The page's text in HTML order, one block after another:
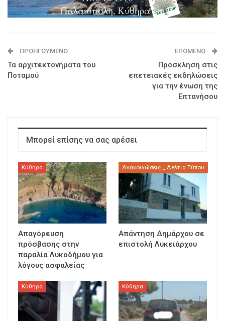
ΠΡΟΗΓΟΎΜΕΝΟ
Τα αρχιτεκτονήματα του
Ποταμού
ΕΠΌΜΕΝΟ
Πρόσκληση στις
επετειακές εκδηλώσεις
για την ένωση της
Επτανήσου
Μπορεί επίσης να σας αρέσει
Κύθηρα
Απαγόρευση
πρόσβασης στην
παραλία Λυκοδήμου για
λόγους ασφαλείας
Ανακοινώσεις _ Δελτία Τύπου
Απάντηση Δημάρχου σε
επιστολή Λυκειάρχου
Κύθηρα Κύθηρα